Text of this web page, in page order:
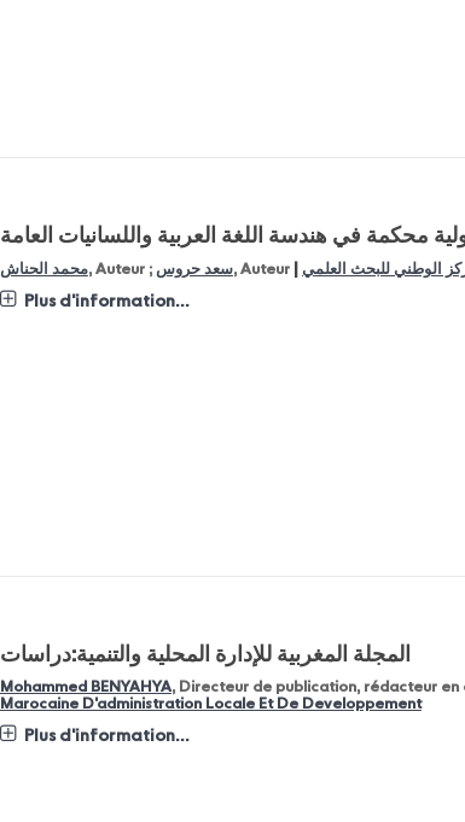
محكمة في هندسة اللغة العربية واللسانيات العامة
محمد الحناش, Auteur ; سعد حروس, Auteur
Plus d'information...
المجلة المغربية للإدارة المحلية والتنمية:دراسات
Mohammed BENYAHYA, Directeur de publication, rédacteur en
Marocaine D'administration Locale Et De Developpement
Plus d'information...